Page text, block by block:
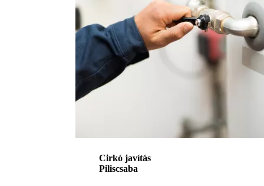
Cirkó javítás
Piliscsaba